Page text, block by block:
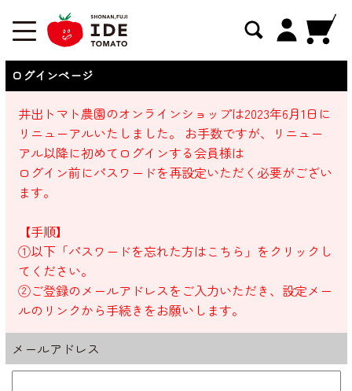
ログインページ
井出トマト農園のオンラインショップは2023年6月1日に
リニューアルいたしました。 お手数ですが、リニュー
アル以降に初めてログインする会員様は
ログイン前にパスワードを再設定いただく必要がござい
ます。
【手順】
①以下「パスワードを忘れた方はこちら」をクリックし
てください。
②ご登録のメールアドレスをご入力いただき、設定メー
ルのリンクから手続きをお願いします。
メールアドレス